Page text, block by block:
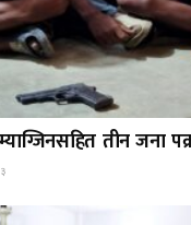
तीन जना